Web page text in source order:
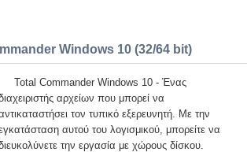
Windows 10 (32/64 bit)
Total Commander Windows 10 - Ένας
αρχείων που μπορεί να
τον τυπικό εξερευνητή. Με την
αυτού του λογισμικού, μπορείτε να
την εργασία με χώρους δίσκου.